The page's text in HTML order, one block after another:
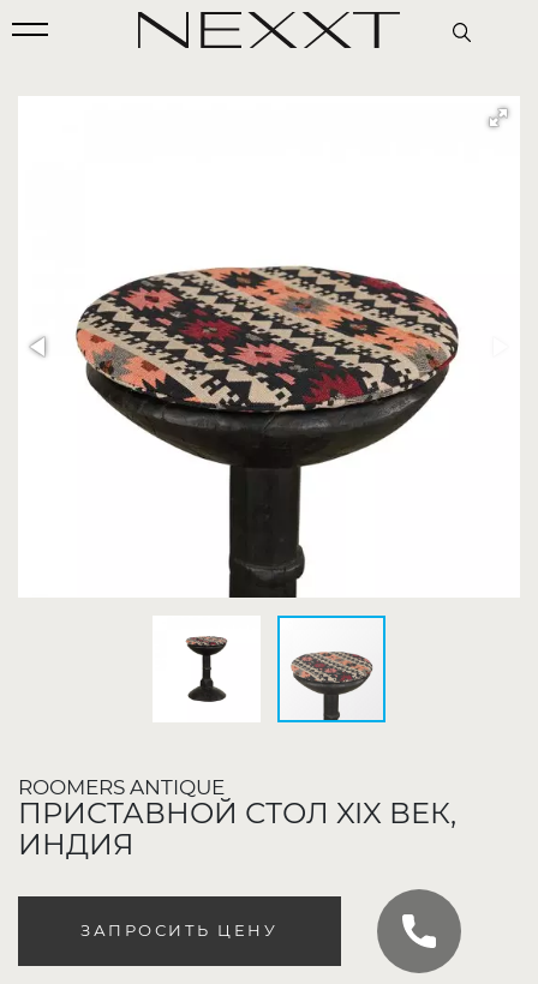
ROOMERS ANTIQUE
ПРИСТАВНОЙ СТОЛ XIX ВЕК,
ИНДИЯ
ЗАПРОСИТЬ ЦЕНУ